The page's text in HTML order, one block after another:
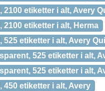
2100 etiketter i alt, Avery
2100 etiketter i alt, Herma
525 etiketter i alt, Avery
525 etiketter i alt,
525 etiketter i alt,
450 etiketter i alt, Avery